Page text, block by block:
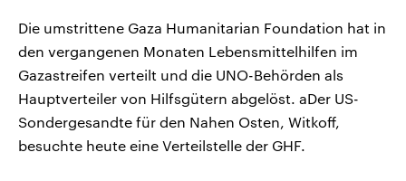
Die umstrittene Gaza Humanitarian Foundation hat in
den vergangenen Monaten Lebensmittelhilfen im
Gazastreifen verteilt und die UNO-Behörden als
Hauptverteiler von Hilfsgütern abgelöst. aDer US-
Sondergesandte für den Nahen Osten, Witkoff,
besuchte heute eine Verteilstelle der GHF.